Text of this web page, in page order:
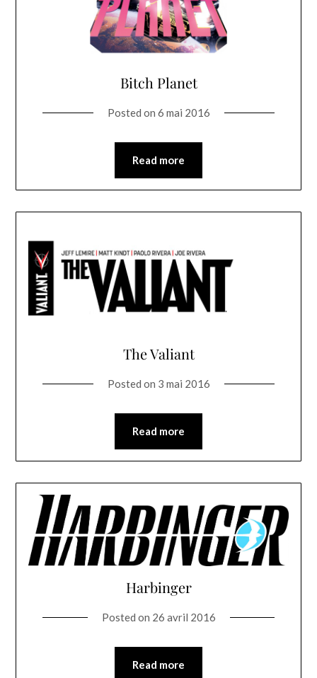
Bitch Planet
Posted on 6 mai 2016
Read more
The Valiant
Posted on 3 mai 2016
Read more
Harbinger
Posted on 26 avril 2016
Read more